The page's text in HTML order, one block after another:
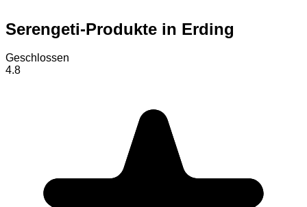
Serengeti-Produkte in Erding
Geschlossen
4.8